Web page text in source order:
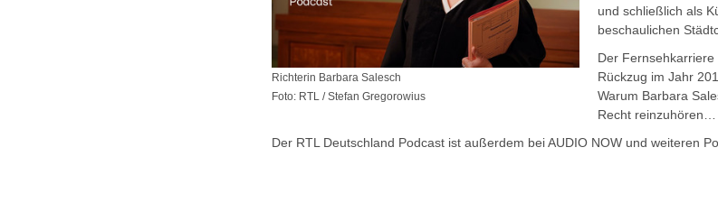
Richterin Barbara Salesch
Foto: RTL / Stefan Gregorowius
und schließlich als
beschaulichen
Der
Rückzug im Jahr
Warum Barbara
Recht reinzuhören…
Der RTL Deutschland Podcast ist außerdem bei AUDIO NOW und weiteren